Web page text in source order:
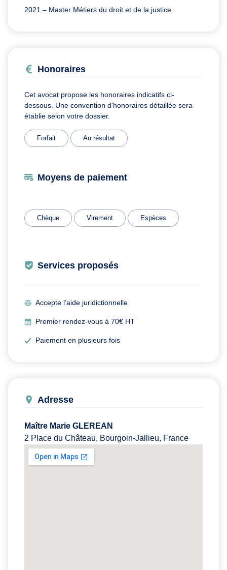
2021 – Master Métiers du droit et de la justice
Honoraires
Cet avocat propose les honoraires indicatifs ci-
dessous. Une convention d'honoraires détaillée sera
établie selon votre dossier.
Forfait Au résultat
Moyens de paiement
Chèque Virement Espèces
Services proposés
Accepte l’aide juridictionnelle
Premier rendez-vous à 70€ HT
Paiement en plusieurs fois
Adresse
Maître Marie GLEREAN
2 Place du Château, Bourgoin-Jallieu, France